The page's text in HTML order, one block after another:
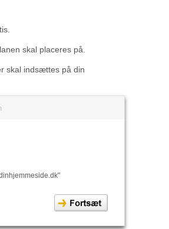
skal placeres på.
skal indsættes på din